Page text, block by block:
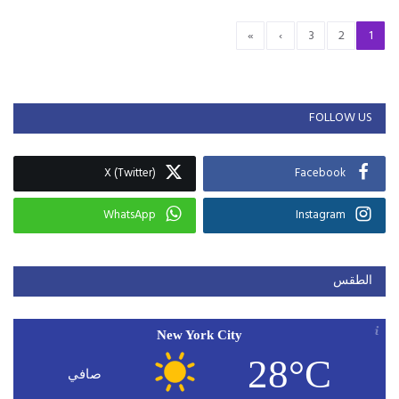
1
2
3
›
»
FOLLOW US
Facebook
X (Twitter)
Instagram
WhatsApp
الطقس
New York City
28°C صافي